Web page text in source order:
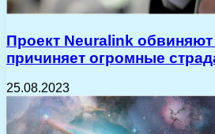
Проект Neuralink обвиняют
причиняет огромные
25.08.2023